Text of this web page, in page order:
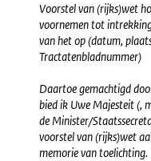
Voorstel van (rijks)wet
voornemen tot
van het op (datum,
Tractatenbladnummer)
Daartoe gemachtigd
bied ik Uwe Majesteit (,
de Minister/
voorstel van (rijks)wet
memorie van toelichting.